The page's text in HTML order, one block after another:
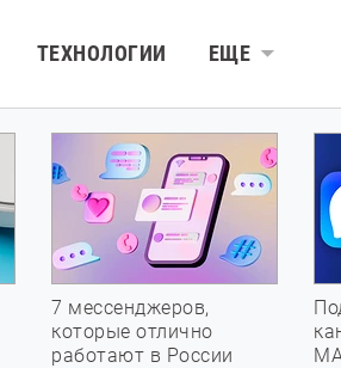
ТЕХНОЛОГИИ ЕЩЕ
7 мессенджеров,
которые отлично
работают в России